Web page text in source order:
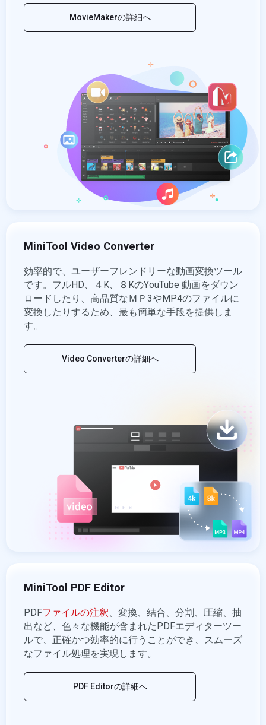
MovieMakerの詳細へ
MiniTool Video Converter
効率的で、ユーザーフレンドリーな動画変換ツール
です。フルHD、４K、８KのYouTube 動画をダウン
ロードしたり、高品質なＭＰ3やMP4のファイルに
変換したりするため、最も簡単な手段を提供しま
す。
Video Converterの詳細へ
MiniTool PDF Editor
PDFファイルの注釈 、変換、結合、分割、圧縮、抽
出など、色々な機能が含まれたPDFエディターツー
ルで、正確かつ効率的に行うことができ、スムーズ
なファイル処理を実現します。
PDF Editorの詳細へ